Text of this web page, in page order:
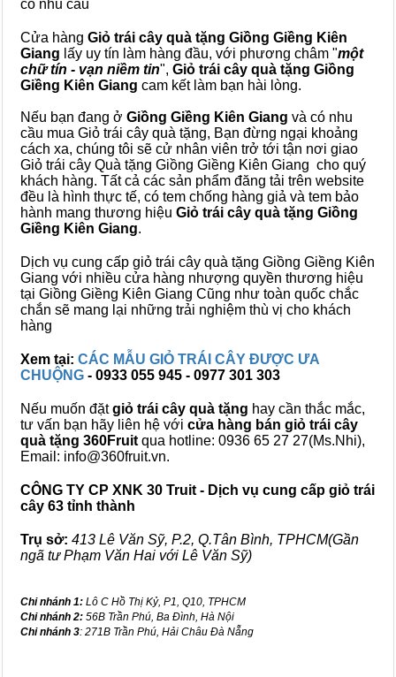
có nhu cầu
Cửa hàng Giỏ trái cây quà tặng Giồng Giềng Kiên
Giang lấy uy tín làm hàng đầu, với phương châm "một
chữ tín - vạn niềm tin", Giỏ trái cây quà tặng Giồng
Giềng Kiên Giang cam kết làm bạn hài lòng.
Nếu bạn đang ở Giồng Giềng Kiên Giang và có nhu
cầu mua Giỏ trái cây quà tặng, Bạn đừng ngại khoảng
cách xa, chúng tôi sẽ cử nhân viên trở tới tận nơi giao
Giỏ trái cây Quà tặng Giồng Giềng Kiên Giang cho quý
khách hàng. Tất cả các sản phẩm đăng tải trên website
đều là hình thực tế, có tem chống hàng giả và tem bảo
hành mang thương hiệu Giỏ trái cây quà tặng Giồng
Giềng Kiên Giang.
Dịch vụ cung cấp giỏ trái cây quà tặng Giồng Giềng Kiên
Giang với nhiều cửa hàng nhượng quyền thương hiệu
tại Giồng Giềng Kiên Giang Cũng như toàn quốc chắc
chắn sẽ mang lại những trải nghiệm thù vị cho khách
hàng
Xem tại: CÁC MẪU GIỎ TRÁI CÂY ĐƯỢC ƯA
CHUỘNG - 0933 055 945 - 0977 301 303
Nếu muốn đặtgiỏ trái cây quà tặng hay cần thắc mắc,
tư vấn bạn hãy liên hệ với cửa hàng bán giỏ trái cây
quà tặng 360Fruit qua hotline: 0936 65 27 27(Ms.Nhi),
Email: info@360fruit.vn.
CÔNG TY CP XNK 30 Truit - Dịch vụ cung cấp giỏ trái
cây 63 tỉnh thành
Trụ sở: 413 Lê Văn Sỹ, P.2, Q.Tân Bình, TPHCM(Gần
ngã tư Phạm Văn Hai với Lê Văn Sỹ)
Chi nhánh 1: Lô C Hồ Thị Kỷ, P1, Q10, TPHCM
Chi nhánh 2: 56B Trần Phú, Ba Đình, Hà Nội
Chi nhánh 3: 271B Trần Phú, Hải Châu Đà Nẵng